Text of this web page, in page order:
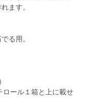
ます。
る用。
ロール１箱と上に載せ